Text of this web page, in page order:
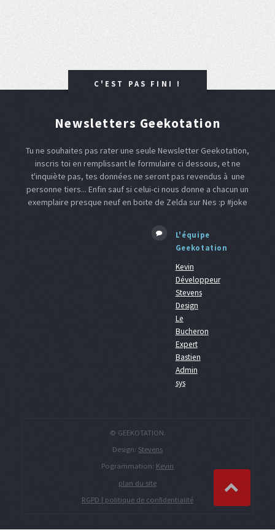
C'EST PAS FINI !
Newsletters Geekotation
Tu ne souhaites pas rater une seule Newsletter Geekotation,
inscris toi en remplissant le formulaire ci dessous, et ne
t'inquiète pas, tes données ne seront pas revendus à une
personne tiers... Enfin sauf si celui-ci nous donne a chacun un
exemplaire presque neuf en boite de Zelda sur Nes :p #joke
L'équipe
Geekotation
Kevin
Développeur
Stevens
Design
Le
Bucheron
Expert
Bastien
Admin
sys
© GEEKOTATION.
Design: Stevens
Pogrammation: Kevin
plan du site
RGPD | politique de confidentialité